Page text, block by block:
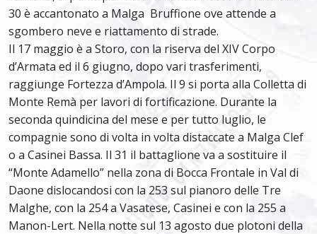
30 è accantonato a Malga Bruffione ove attende a
sgombero neve e riattamento di strade.
Il 17 maggio è a Storo, con la riserva del XIV Corpo
d’Armata ed il 6 giugno, dopo vari trasferimenti,
raggiunge Fortezza d’Ampola. Il 9 si porta alla Colletta di
Monte Remà per lavori di fortificazione. Durante la
seconda quindicina del mese e per tutto luglio, le
compagnie sono di volta in volta distaccate a Malga Clef
o a Casinei Bassa. Il 31 il battaglione va a sostituire il
“Monte Adamello” nella zona di Bocca Frontale in Val di
Daone dislocandosi con la 253 sul pianoro delle Tre
Malghe, con la 254 a Vasatese, Casinei e con la 255 a
Manon-Lert. Nella notte sul 13 agosto due plotoni della